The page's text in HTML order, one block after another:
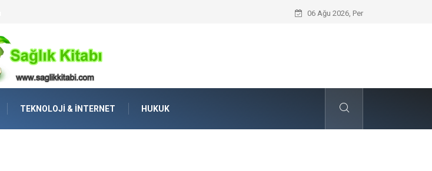
Dalaman Kalkan Transfer:
06 Ağu 2026, Per
TEKNOLOJI & İNTERNET HUKUK